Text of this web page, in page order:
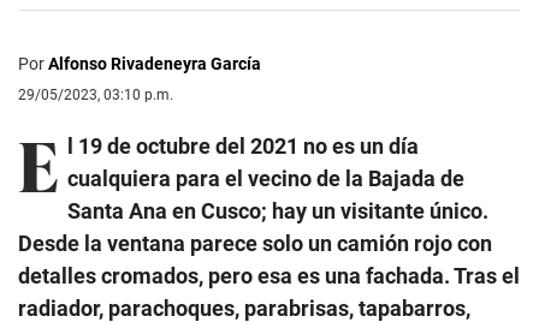
PorAlfonso Rivadeneyra García
29/05/2023, 03:10 p.m.
E l 19 de octubre del 2021 no es un día
cualquiera para el vecino de la Bajada de
Santa Ana en Cusco; hay un visitante único.
Desde la ventana parece solo un camión rojo con
detalles cromados, pero esa es una fachada. Tras el
radiador, parachoques, parabrisas, tapabarros,